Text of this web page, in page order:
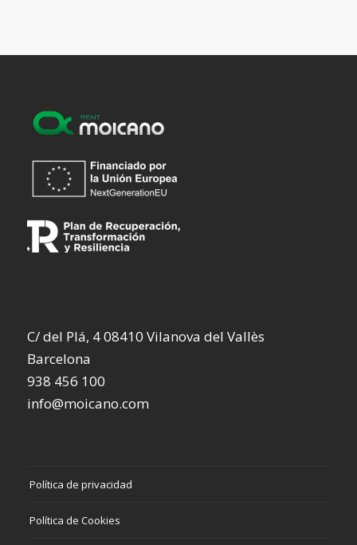
C/ del Plá, 4 08410 Vilanova del Vallès
Barcelona
938 456 100
info@moicano.com
Política de privacidad
Política de Cookies